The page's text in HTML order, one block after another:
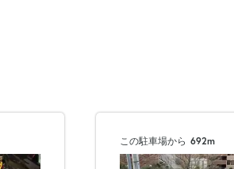
この駐車場から 692m